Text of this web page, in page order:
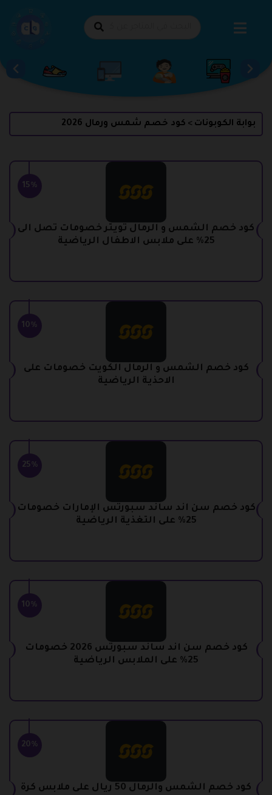
بوابة الكوبونات > كود خصم شمس ورمال 2026
15%
كود خصم الشمس و الرمال تويتر خصومات تصل الى
25% على ملابس الاطفال الرياضية
10%
كود خصم الشمس و الرمال الكويت خصومات على
الاحذية الرياضية
25%
كود خصم سن اند ساند سبورتس الإمارات خصومات
25% على التغذية الرياضية
10%
كود خصم سن اند ساند سبورتس 2026 خصومات
25% على الملابس الرياضية
20%
كود خصم الشمس والرمال 50 ريال على ملابس كرة